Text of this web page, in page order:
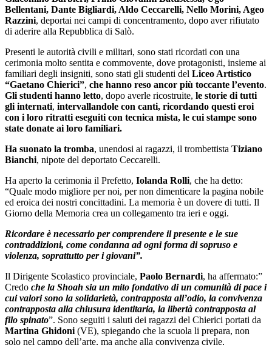
Bellentani, Dante Bigliardi, Aldo Ceccarelli, Nello Morini, Ageo
Razzini, deportai nei campi di concentramento, dopo aver rifiutato
di aderire alla Repubblica di Salò.
Presenti le autorità civili e militari, sono stati ricordati con una
cerimonia molto sentita e commovente, dove protagonisti, insieme ai
familiari degli insigniti, sono stati gli studenti del Liceo Artistico
“Gaetano Chierici”, che hanno reso ancor più toccante l’evento.
Gli studenti hanno letto, dopo averle ricostruite, le storie di tutti
gli internati, intervallandole con canti, ricordando questi eroi
con i loro ritratti eseguiti con tecnica mista, le cui stampe sono
state donate ai loro familiari.
Ha suonato la tromba, unendosi ai ragazzi, il trombettista Tiziano
Bianchi, nipote del deportato Ceccarelli.
Ha aperto la cerimonia il Prefetto, Iolanda Rolli, che ha detto:
“Quale modo migliore per noi, per non dimenticare la pagina nobile
ed eroica dei nostri concittadini. La memoria è un dovere di tutti. Il
Giorno della Memoria crea un collegamento tra ieri e oggi.
Ricordare è necessario per comprendere il presente e le sue
contraddizioni, come condanna ad ogni forma di sopruso e
violenza, soprattutto per i giovani”.
Il Dirigente Scolastico provinciale, Paolo Bernardi, ha affermato:”
Credo che la Shoah sia un mito fondativo di un comunità di pace i
cui valori sono la solidarietà, contrapposta all’odio, la convivenza
contrapposta alla chiusura identitaria, la libertà contrapposta al
filo spinato”. Sono seguiti i saluti dei ragazzi del Chierici portati da
Martina Ghidoni (VE), spiegando che la scuola li prepara, non
solo nel campo dell’arte, ma anche alla convivenza civile,